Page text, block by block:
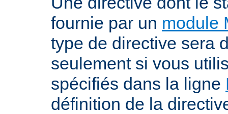
fournie par un module
type de directive sera
seulement si vous
spécifiés dans la ligne
définition de la